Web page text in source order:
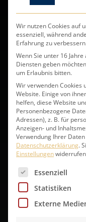
online
Wir nutzen Cookies auf
essenziell, während
Erfahrung zu
Wenn Sie unter 16
Diensten geben
um Erlaubnis bitten.
Wir verwenden Cookies
Website. Einige von
helfen, diese Website
Personenbezogene
Adressen), z. B. für
Anzeigen- und
Verwendung Ihrer
Datenschutzerklärung.
Einstellungen
Es folgt eine
Essenziell
Statistiken
Externe